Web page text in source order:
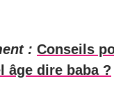
: Conseils
âge dire baba ?